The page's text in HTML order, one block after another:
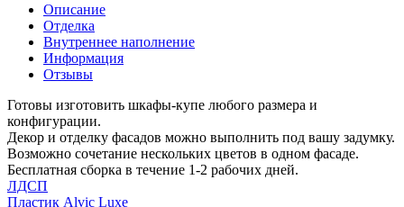
Описание
Отделка
Внутреннее наполнение
Информация
Отзывы
Готовы изготовить шкафы-купе любого размера и
конфигурации.
Декор и отделку фасадов можно выполнить под вашу задумку.
Возможно сочетание нескольких цветов в одном фасаде.
Бесплатная сборка в течение 1-2 рабочих дней.
ЛДСП
Пластик Alvic Luxe